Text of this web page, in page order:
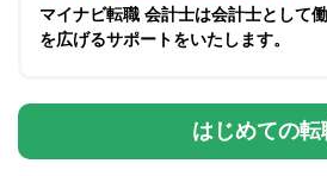
マイナビ転職 会計士は会計士として
を広げるサポートをいたします。
はじめての転